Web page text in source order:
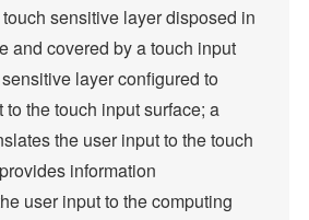
sensitive layer disposed in
and covered by a touch input
layer configured to
the touch input surface; a
the user input to the touch
information
user input to the computing